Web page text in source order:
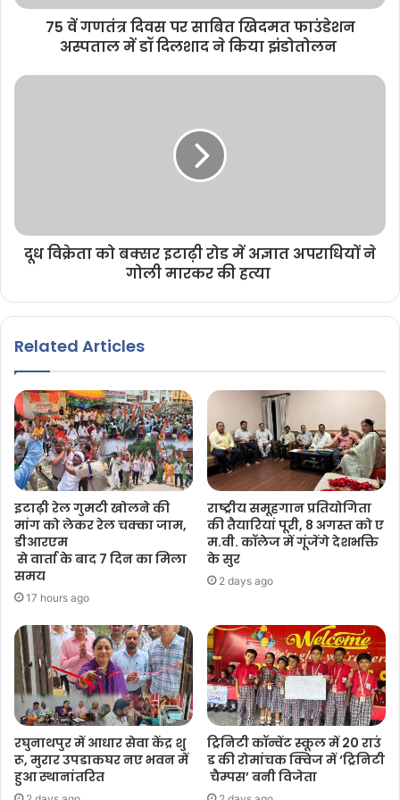
75 वें गणतंत्र दिवस पर साबित खिदमत फाउंडेशन
अस्पताल में डॉ दिलशाद ने किया झंडोतोलन
दूध विक्रेता को बक्सर इटाढ़ी रोड में अज्ञात अपराधियों ने
गोली मारकर की हत्या
Related Articles
इटाढ़ी रेल गुमटी खोलने की
मांग को लेकर रेल चक्का जाम,
डीआरएम
से वार्ता के बाद 7 दिन का मिला
समय
17 hours ago
राष्ट्रीय समूहगान प्रतियोगिता
की तैयारियां पूरी, 8 अगस्त को ए
म.वी. कॉलेज में गूंजेंगे देशभक्ति
के सुर
2 days ago
रघुनाथपुर में आधार सेवा केंद्र शु
रू, मुरार उपडाकघर नए भवन में
हुआ स्थानांतरित
ट्रिनिटी कॉन्वेंट स्कूल में 20 राउं
ड की रोमांचक क्विज में ‘ट्रिनिटी
चैम्पस’ बनी विजेता